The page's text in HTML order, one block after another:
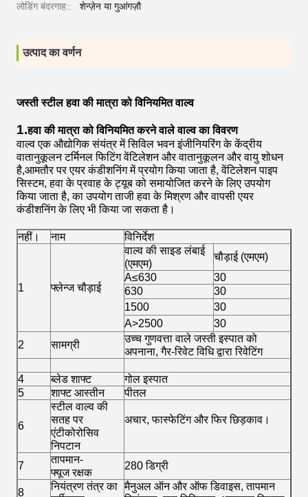
लोडिंग बंदरगाह:: शेन्ज़ेन या गुआंगज़ौ
उत्पाद का वर्णन
जस्ती स्टील हवा की मात्रा को विनियमित वाल्व
1.हवा की मात्रा को विनियमित करने वाले वाल्व का विवरण
वाल्व एक औद्योगिक संयंत्र में सिविल भवन इंजीनियरिंग के केंद्रीय
वातानुकूलन टर्मिनल फिटिंग वेंटिलेशन और वातानुकूलन और वायु शोधन
है,आमतौर पर एयर कंडीशनिंग में प्रयोग किया जाता है, वेंटिलेशन पाइप
सिस्टम, हवा के प्रवाह के ट्यूब को समायोजित करने के लिए उपयोग
किया जाता है, का उपयोग ताजी हवा के मिश्रण और वापसी एयर
कंडीशनिंग के लिए भी किया जा सकता है।
नहीं। नाम विनिर्देश
1 फ्लेन्ज चौड़ाई
वाल्व की साइड लंबाई
(एमएम)
चौड़ाई (एमएम)
A≤630
30
630
30
1500
30
A>2500
30
2
सामग्री
उच्च गुणवत्ता वाले जस्ती इस्पात को
अपनाना, गैर-रिवेट विधि द्वारा रिवेटिंग
4 ब्लेड शाफ्ट
गोल इस्पात
5
शाफ्ट आस्तीन पीतल
6
स्टील वाल्व की
सतह पर
एंटीकोरोसिव
निपटान
अचार, फास्फेटिंग और फिर छिड़काव।
7
तापमान-
फ्यूज रक्षक
280 डिग्री
8
नियंत्रण तंत्र का मैनुअल ऑन और ऑफ डिवाइस, तापमान